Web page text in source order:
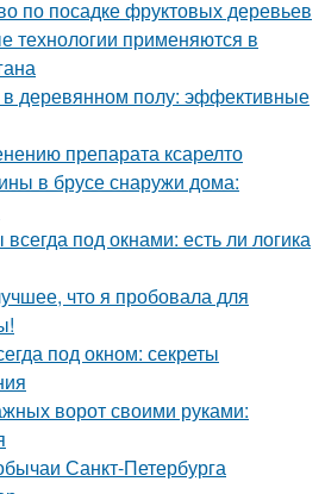
по посадке фруктовых деревьев
технологии применяются в
в деревянном полу: эффективные
препарата ксарелто
в брусе снаружи дома:
под окнами: есть ли логика
что я пробовала для
под окном: секреты
ворот своими руками:
Санкт-Петербурга